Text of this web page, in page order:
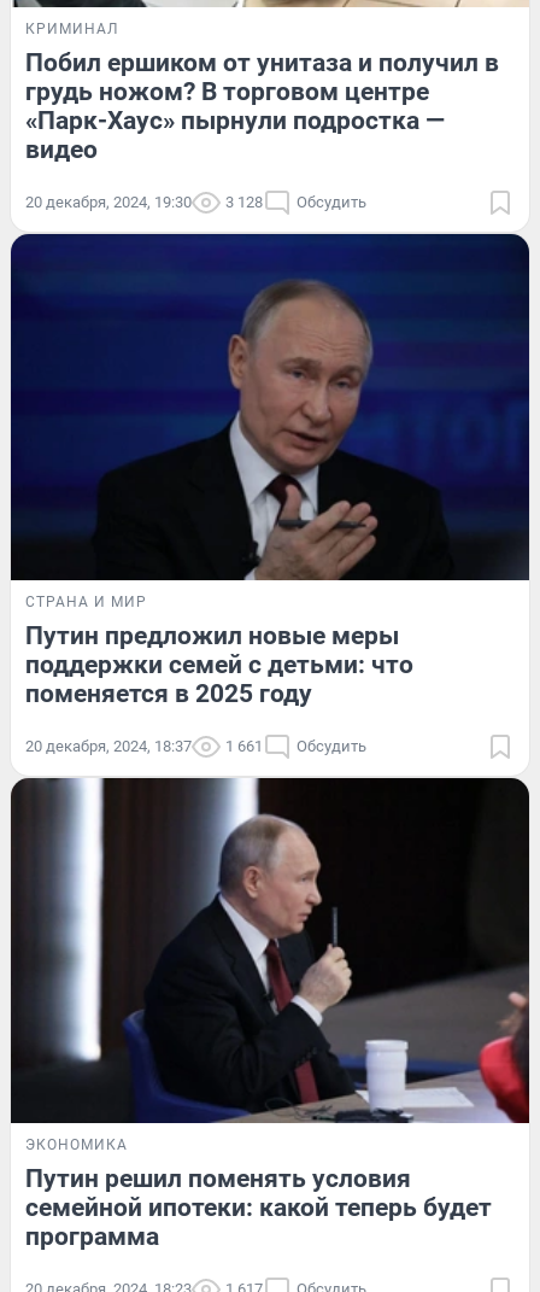
КРИМИНАЛ
Побил ершиком от унитаза и получил в
грудь ножом? В торговом центре
«Парк-Хаус» пырнули подростка —
видео
20 декабря, 2024, 19:30 3 128 Обсудить
СТРАНА И МИР
Путин предложил новые меры
поддержки семей с детьми: что
поменяется в 2025 году
20 декабря, 2024, 18:37 1 661 Обсудить
ЭКОНОМИКА
Путин решил поменять условия
семейной ипотеки: какой теперь будет
программа